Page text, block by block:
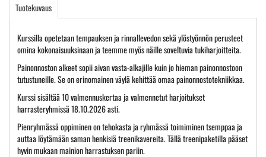
Tuotekuvaus
Kurssilla opetetaan tempauksen ja rinnallevedon sekä ylöstyönnön perusteet
omina kokonaisuuksinaan ja teemme myös näille soveltuvia tukiharjoitteita.
Painonnoston alkeet sopii aivan vasta-alkajille kuin jo hieman painonnostoon
tutustuneille. Se on erinomainen väylä kehittää omaa painonnostotekniikkaa.
Kurssi sisältää 10 valmennuskertaa ja valmennetut harjoitukset
harrasteryhmissä 18.10.2026 asti.
Pienryhmässä oppiminen on tehokasta ja ryhmässä toimiminen tsemppaa ja
auttaa löytämään saman henkisiä treenikavereita. Tällä treenipaketilla pääset
hyvin mukaan mainion harrastuksen pariin.